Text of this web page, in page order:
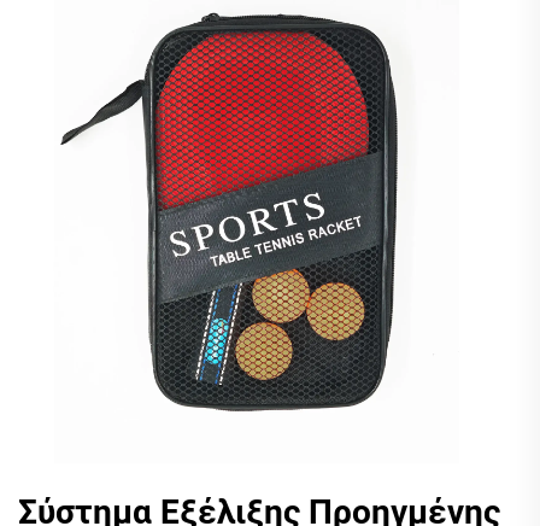
Σύστημα Εξέλιξης Προηγμένης